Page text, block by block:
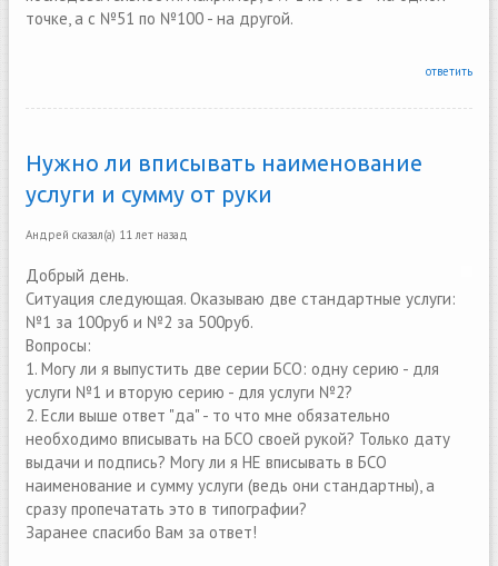
точке, а с №51 по №100 - на другой.
ответить
Нужно ли вписывать наименование
услуги и сумму от руки
Андрей сказал(а) 11 лет назад
Добрый день.
Ситуация следующая. Оказываю две стандартные услуги:
№1 за 100руб и №2 за 500руб.
Вопросы:
1. Могу ли я выпустить две серии БСО: одну серию - для
услуги №1 и вторую серию - для услуги №2?
2. Если выше ответ "да" - то что мне обязательно
необходимо вписывать на БСО своей рукой? Только дату
выдачи и подпись? Могу ли я НЕ вписывать в БСО
наименование и сумму услуги (ведь они стандартны), а
сразу пропечатать это в типографии?
Заранее спасибо Вам за ответ!